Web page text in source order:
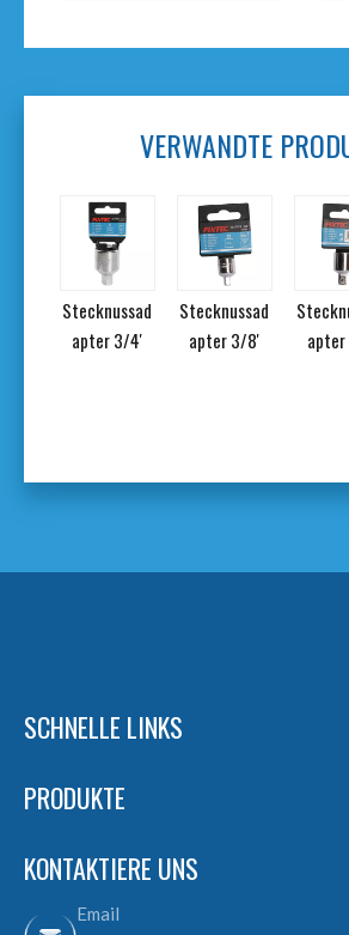
VERWANDTE
Stecknussad
apter 3/4'
Stecknussad
apter 3/8'
SCHNELLE LINKS
PRODUKTE
KONTAKTIERE UNS
Email